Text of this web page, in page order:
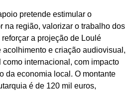
pretende estimular o
na região, valorizar o trabalho dos
a projeção de Loulé
acolhimento e criação audiovisual,
internacional, com impacto
da economia local. O montante
é de 120 mil euros,